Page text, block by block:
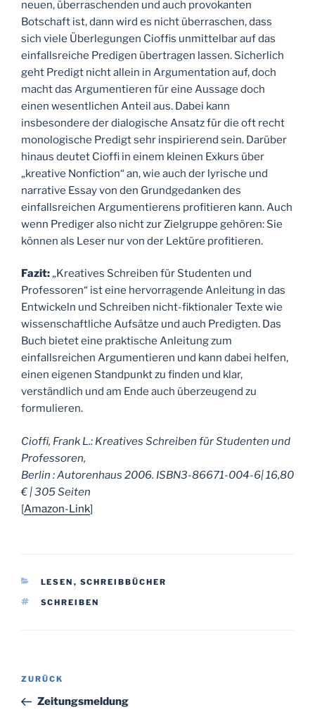
neuen, überraschenden und auch provokanten
Botschaft ist, dann wird es nicht überraschen, dass
sich viele Überlegungen Cioffis unmittelbar auf das
einfallsreiche Predigen übertragen lassen. Sicherlich
geht Predigt nicht allein in Argumentation auf, doch
macht das Argumentieren für eine Aussage doch
einen wesentlichen Anteil aus. Dabei kann
insbesondere der dialogische Ansatz für die oft recht
monologische Predigt sehr inspirierend sein. Darüber
hinaus deutet Cioffi in einem kleinen Exkurs über
„kreative Nonfiction“ an, wie auch der lyrische und
narrative Essay von den Grundgedanken des
einfallsreichen Argumentierens profitieren kann. Auch
wenn Prediger also nicht zur Zielgruppe gehören: Sie
können als Leser nur von der Lektüre profitieren.
Fazit:„Kreatives Schreiben für Studenten und
Professoren“ ist eine hervorragende Anleitung in das
Entwickeln und Schreiben nicht-fiktionaler Texte wie
wissenschaftliche Aufsätze und auch Predigten. Das
Buch bietet eine praktische Anleitung zum
einfallsreichen Argumentieren und kann dabei helfen,
einen eigenen Standpunkt zu finden und klar,
verständlich und am Ende auch überzeugend zu
formulieren.
Cioffi, Frank L.: Kreatives Schreiben für Studenten und
Professoren,
Berlin : Autorenhaus 2006. ISBN3-86671-004-6| 16,80
€ | 305 Seiten
[Amazon-Link]
KATEGORIEN
LESEN , SCHREIBBÜCHER
SCHLAGWÖRTER
SCHREIBEN
Beitragsnavigation
Vorheriger
Beitrag
ZURÜCK
Zeitungsmeldung